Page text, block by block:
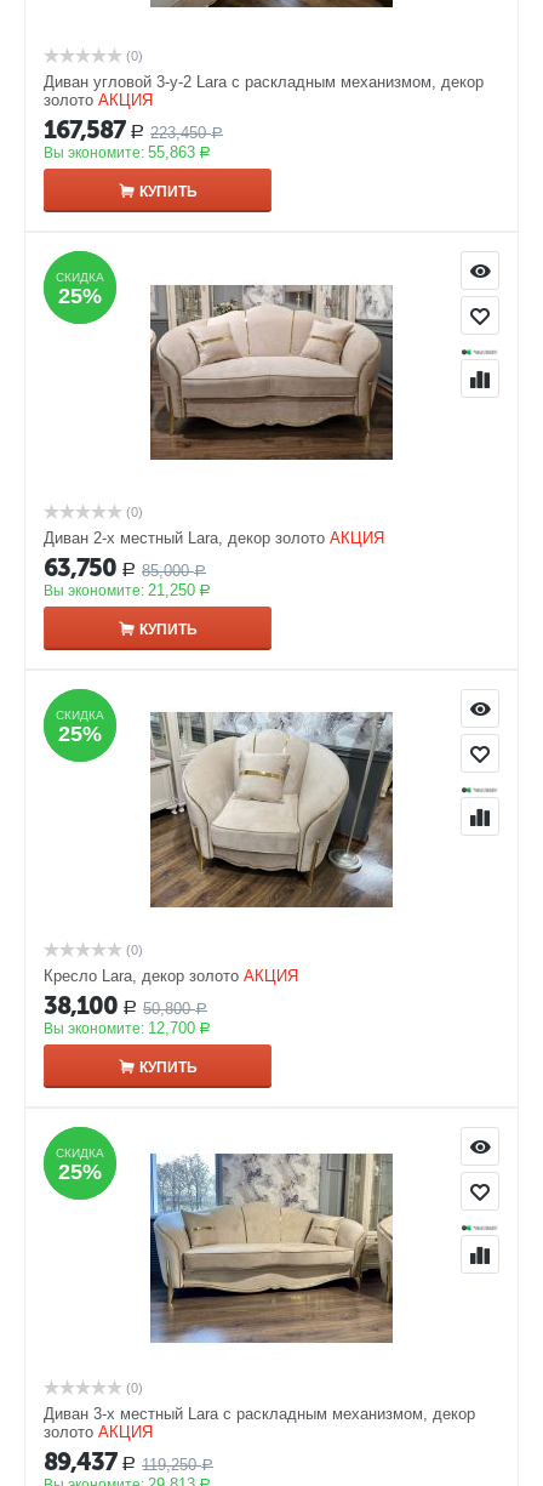
(0)
Диван угловой 3-у-2 Lara с раскладным механизмом, декор
золото АКЦИЯ
167,587 Р 223,450 Р
Вы экономите: 55,863 Р
КУПИТЬ
СКИДКА
25%
СКИДКА
25%
(0)
Диван 2-х местный Lara, декор золото АКЦИЯ
63,750 Р 85,000 Р
Вы экономите: 21,250 Р
КУПИТЬ
СКИДКА
25%
СКИДКА
25%
(0)
Кресло Lara, декор золото АКЦИЯ
38,100 Р 50,800 Р
Вы экономите: 12,700 Р
КУПИТЬ
СКИДКА
25%
СКИДКА
25%
(0)
Диван 3-х местный Lara с раскладным механизмом, декор
золото АКЦИЯ
89,437 Р 119,250 Р